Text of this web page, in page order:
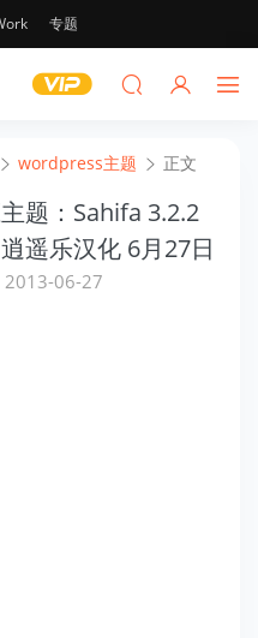
专题
wordpress主题 正文
题：Sahifa 3.2.2
遥乐汉化 6月27日
2013-06-27